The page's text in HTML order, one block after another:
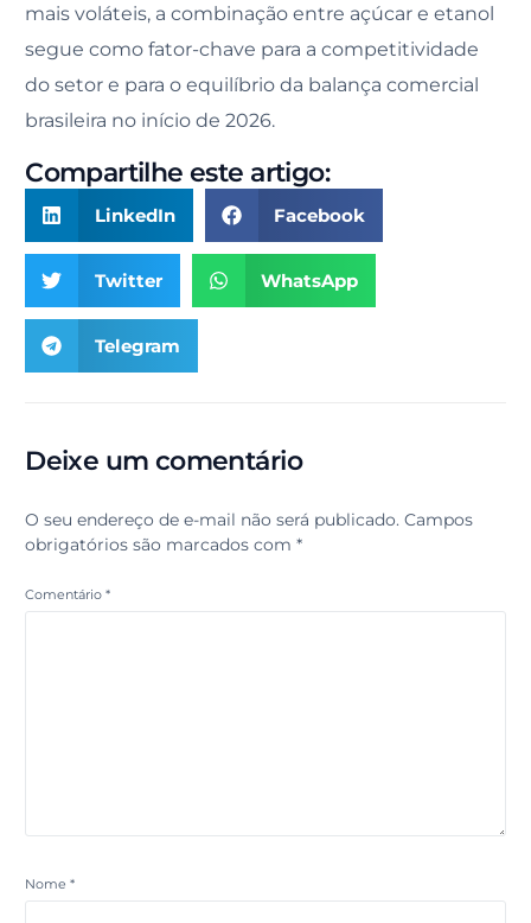
mais voláteis, a combinação entre açúcar e etanol
segue como fator-chave para a competitividade
do setor e para o equilíbrio da balança comercial
brasileira no início de 2026.
Compartilhe este artigo:
LinkedIn Facebook
Twitter WhatsApp
Telegram
Deixe um comentário
O seu endereço de e-mail não será publicado. Campos
obrigatórios são marcados com*
Comentário*
Nome*